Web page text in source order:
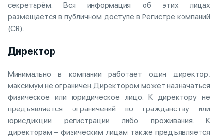
секретарём. Вся информация об этих лицах
размещается в публичном доступе в Регистре компаний
(CR).
Директор
Минимально в компании работает один директор,
максимум не ограничен. Директором может назначаться
физическое или юридическое лицо. К директору не
предъявляется ограничений по гражданству или
юрисдикции регистрации либо проживания. К
директорам – физическим лицам также предъявляется